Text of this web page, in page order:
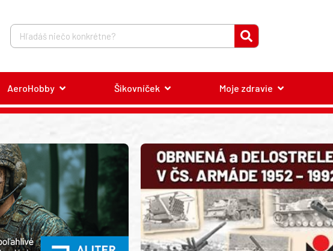
AeroHobby Šikovníček Moje zdravie